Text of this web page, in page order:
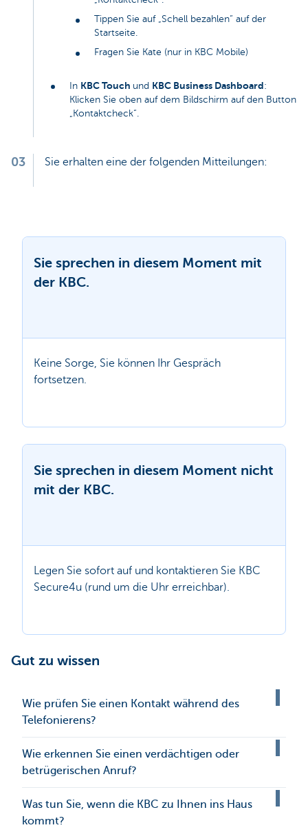
Tippen Sie auf „Schell bezahlen“ auf der
Startseite.
Fragen Sie Kate (nur in KBC Mobile)
In KBC Touch und KBC Business Dashboard:
Klicken Sie oben auf dem Bildschirm auf den Button
„Kontaktcheck“.
03 Sie erhalten eine der folgenden Mitteilungen:
Sie sprechen in diesem Moment mit
der KBC.
Keine Sorge, Sie können Ihr Gespräch
fortsetzen.
Sie sprechen in diesem Moment nicht
mit der KBC.
Legen Sie sofort auf und kontaktieren Sie KBC
Secure4u (rund um die Uhr erreichbar).
Gut zu wissen
Wie prüfen Sie einen Kontakt während des
Telefonierens?
Wie erkennen Sie einen verdächtigen oder
betrügerischen Anruf?
Was tun Sie, wenn die KBC zu Ihnen ins Haus
kommt?